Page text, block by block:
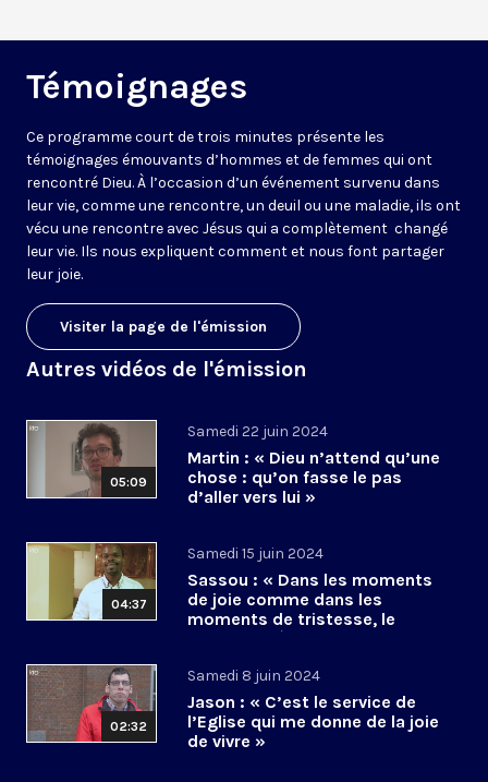
Témoignages
Ce programme court de trois minutes présente les
témoignages émouvants d’hommes et de femmes qui ont
rencontré Dieu. À l’occasion d’un événement survenu dans
leur vie, comme une rencontre, un deuil ou une maladie, ils ont
vécu une rencontre avec Jésus qui a complètement changé
leur vie. Ils nous expliquent comment et nous font partager
leur joie.
Visiter la page de l'émission
Autres vidéos de l'émission
05:09
Samedi 22 juin 2024
Martin : « Dieu n’attend qu’une
chose : qu’on fasse le pas
d’aller vers lui »
04:37
Samedi 15 juin 2024
Sassou : « Dans les moments
de joie comme dans les
moments de tristesse, le
Christ est là »
02:32
Samedi 8 juin 2024
Jason : « C’est le service de
l’Eglise qui me donne de la joie
de vivre »